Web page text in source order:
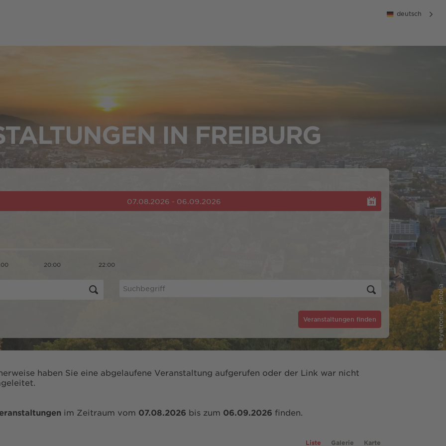
deutsch
© eyetronic - Fotolia
IN FREIBURG
07.08.2026 - 06.09.2026
20:00 22:00
Veranstaltungen finden
haben Sie eine abgelaufene Veranstaltung aufgerufen oder der Link war nicht
im Zeitraum vom 07.08.2026 bis zum 06.09.2026 finden.
Liste Galerie Karte